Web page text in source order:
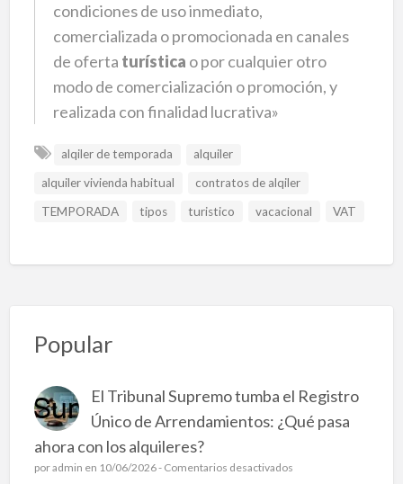
condiciones de uso inmediato,
comercializada o promocionada en canales
de oferta turística o por cualquier otro
modo de comercialización o promoción, y
realizada con finalidad lucrativa»
alqiler de temporada
alquiler
alquiler vivienda habitual
contratos de alqiler
TEMPORADA
tipos turistico vacacional VAT
Popular
El Tribunal Supremo tumba el Registro
Único de Arrendamientos: ¿Qué pasa
ahora con los alquileres?
poradmin en 10/06/2026 - Comentarios desactivadose